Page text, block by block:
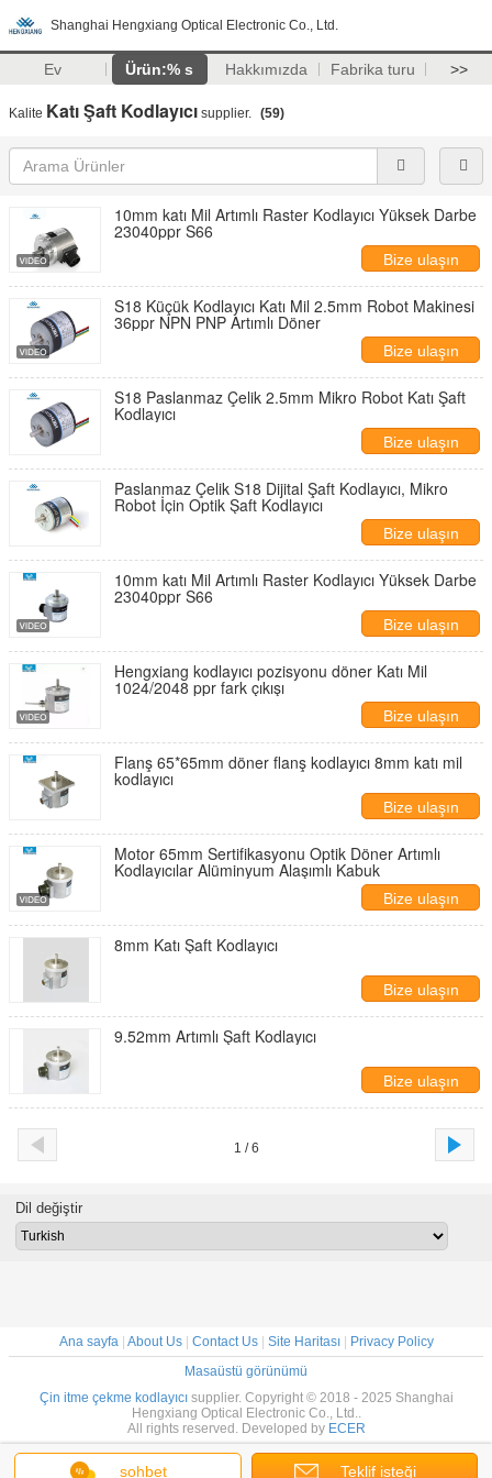
Shanghai Hengxiang Optical Electronic Co., Ltd.
Ev Ürün:% s Hakkımızda Fabrika turu >>
Kalite Katı Şaft Kodlayıcı supplier. (59)
10mm katı Mil Artımlı Raster Kodlayıcı Yüksek Darbe
23040ppr S66
Bize ulaşın
S18 Küçük Kodlayıcı Katı Mil 2.5mm Robot Makinesi
36ppr NPN PNP Artımlı Döner
Bize ulaşın
S18 Paslanmaz Çelik 2.5mm Mikro Robot Katı Şaft
Kodlayıcı
Bize ulaşın
Paslanmaz Çelik S18 Dijital Şaft Kodlayıcı, Mikro
Robot İçin Optik Şaft Kodlayıcı
Bize ulaşın
10mm katı Mil Artımlı Raster Kodlayıcı Yüksek Darbe
23040ppr S66
Bize ulaşın
Hengxiang kodlayıcı pozisyonu döner Katı Mil
1024/2048 ppr fark çıkışı
Bize ulaşın
Flanş 65*65mm döner flanş kodlayıcı 8mm katı mil
kodlayıcı
Bize ulaşın
Motor 65mm Sertifikasyonu Optik Döner Artımlı
Kodlayıcılar Alüminyum Alaşımlı Kabuk
Bize ulaşın
8mm Katı Şaft Kodlayıcı
Bize ulaşın
9.52mm Artımlı Şaft Kodlayıcı
Bize ulaşın
1 / 6
sohbet Teklif isteği
Dil değiştir
Ana sayfa| About Us| Contact Us| Site Haritası|
Privacy Policy
Masaüstü görünümü
Çin itme çekme kodlayıcısupplier. Copyright © 2018 - 2025 Shanghai
Hengxiang Optical Electronic Co., Ltd..
All rights reserved. Developed by ECER